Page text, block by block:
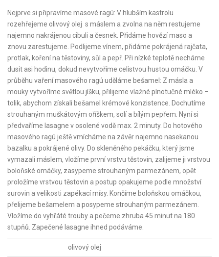
Nejprve si připravíme masové ragú: V hlubším kastrolu
rozehřejeme olivový olej s máslem a zvolna na něm restujeme
najemno nakrájenou cibuli a česnek. Přidáme hovězí maso a
znovu zarestujeme. Podlijeme vínem, přidáme pokrájená rajčata,
protlak, koření na těstoviny, sůl a pepř. Při nízké teplotě necháme
dusit asi hodinu, dokud nevytvoříme celistvou hustou omáčku. V
průběhu vaření masového ragú uděláme bešamel: Z másla a
mouky vytvoříme světlou jíšku, přilijeme vlažné plnotučné mléko –
tolik, abychom získali bešamel krémové konzistence. Dochutíme
strouhaným muškátovým oříškem, solí a bílým pepřem. Nyní si
předvaříme lasagne v osolené vodě max. 2 minuty. Do hotového
masového ragú ještě vmícháme na závěr najemno nasekanou
bazalku a pokrájené olivy. Do skleněného pekáčku, který jsme
vymazali máslem, vložíme první vrstvu těstovin, zalijeme ji vrstvou
boloňské omáčky, zasypeme strouhaným parmezánem, opět
proložíme vrstvou těstovin a postup opakujeme podle množství
surovin a velikosti zapékací mísy. Končíme boloňskou omáčkou,
přelijeme bešamelem a posypeme strouhaným parmezánem.
Vložíme do vyhřáté trouby a pečeme zhruba 45 minut na 180
stupňů. Zapečené lasagne ihned podáváme.
olivový olej